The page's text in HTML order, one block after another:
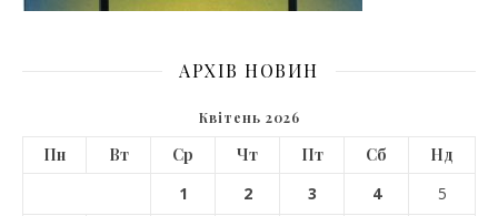
АРХІВ НОВИН
Квітень 2026
Пн Вт Ср Чт Пт Сб
Нд
1
2 3 4
5